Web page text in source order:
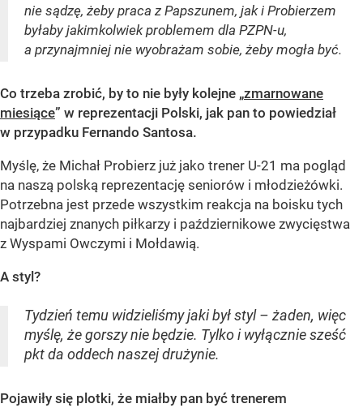
nie sądzę, żeby praca z Papszunem, jak i Probierzem
byłaby jakimkolwiek problemem dla PZPN-u,
a przynajmniej nie wyobrażam sobie, żeby mogła być.
Co trzeba zrobić, by to nie były kolejne „zmarnowane
miesiące” w reprezentacji Polski, jak pan to powiedział
w przypadku Fernando Santosa.
Myślę, że Michał Probierz już jako trener U-21 ma pogląd
na naszą polską reprezentację seniorów i młodzieżówki.
Potrzebna jest przede wszystkim reakcja na boisku tych
najbardziej znanych piłkarzy i październikowe zwycięstwa
z Wyspami Owczymi i Mołdawią.
A styl?
Tydzień temu widzieliśmy jaki był styl – żaden, więc
myślę, że gorszy nie będzie. Tylko i wyłącznie sześć
pkt da oddech naszej drużynie.
Pojawiły się plotki, że miałby pan być trenerem